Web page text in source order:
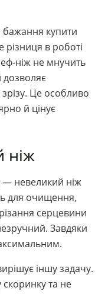
бажання купити
різниця в роботі
ніж не мнучить
дозволяє
Це особливо
й цінує
ніж
— невеликий ніж
для очищення,
серцевини
Завдяки
іншу задачу.
скоринку та не